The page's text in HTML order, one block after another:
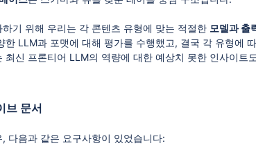
하기 위해 우리는 각 콘텐츠 유형에 맞는 적절한 모델과 출
한 LLM과 포맷에 대해 평가를 수행했고, 결국 각 유형에
최신 프론티어 LLM의 역량에 대한 예상치 못한 인사이트
브 문서
다음과 같은 요구사항이 있었습니다: